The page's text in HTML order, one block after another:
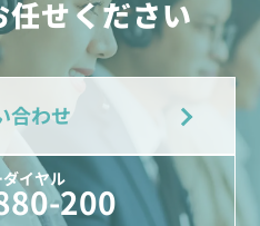
せください
合わせ
イヤル
200